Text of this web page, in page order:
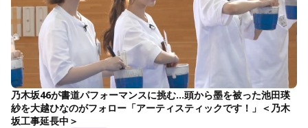
乃木坂46が書道パフォーマンスに挑む…頭から墨を被った池田瑛
紗を大越ひなのがフォロー「アーティスティックです！」＜乃木
坂工事延長中＞